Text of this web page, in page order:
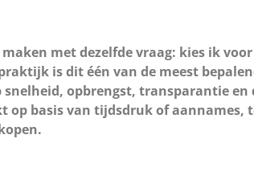
met dezelfde vraag: kies ik
is dit één van de meest
opbrengst, transparantie en
op basis van tijdsdruk of aannames,